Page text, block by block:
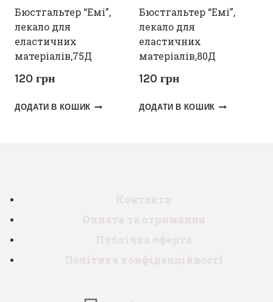
Бюстгальтер “Емі”,
лекало для
еластичних
матеріалів,75Д
120 грн
ДОДАТИ В КОШИК
Бюстгальтер “Емі”,
лекало для
еластичних
матеріалів,80Д
120 грн
ДОДАТИ В КОШИК